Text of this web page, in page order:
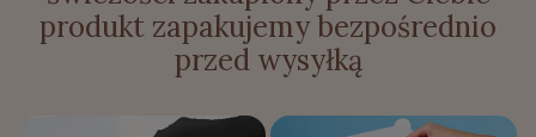
produkt zapakujemy bezpośrednio
przed wysyłką